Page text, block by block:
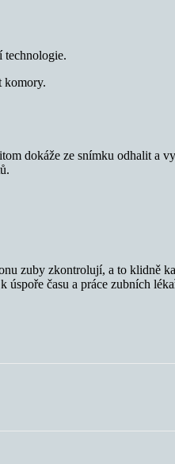
technologie.
komory.
dokáže ze snímku odhalit a
zuby zkontrolují, a to klidně
času a práce zubních